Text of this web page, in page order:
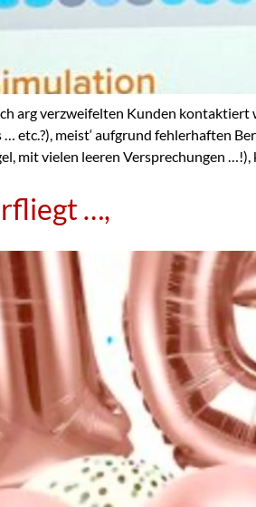
arg verzweifelten Kunden
etc.?), meist‘ aufgrund fehlerhaften
mit vielen leeren Versprechungen
…,